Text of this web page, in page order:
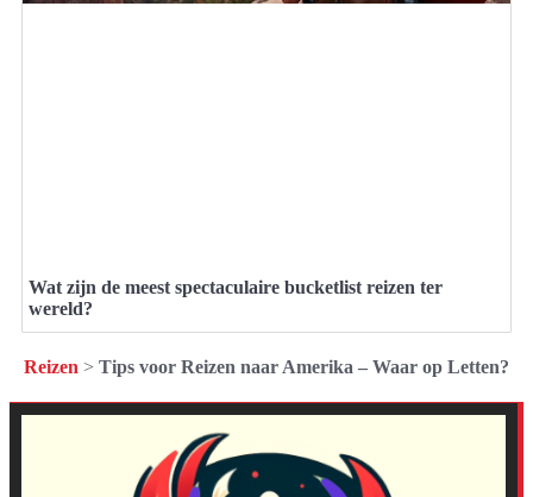
Wat zijn de meest spectaculaire bucketlist reizen ter
wereld?
Reizen > Tips voor Reizen naar Amerika – Waar op Letten?